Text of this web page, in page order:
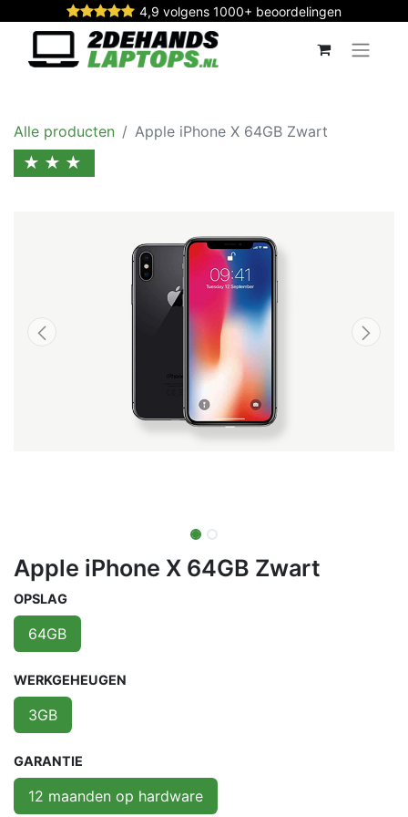
4,9 volgens 1000+ beoordelingen
Alle producten Apple iPhone X 64GB Zwart
★★★
Apple iPhone X 64GB Zwart
OPSLAG
64GB
WERKGEHEUGEN
3GB
GARANTIE
12 maanden op hardware